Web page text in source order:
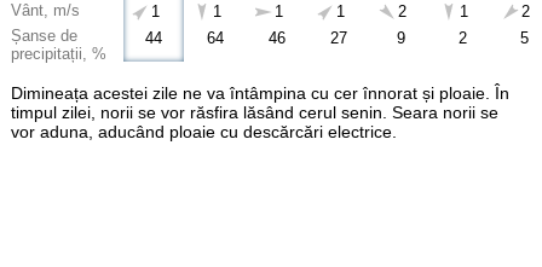
Vânt, m/s
Șanse de
precipitații, %
1
44
1
64
1
46
1
27
2
9
1
2
2
5
Dimineața acestei zile ne va întâmpina cu cer înnorat și ploaie. În
timpul zilei, norii se vor răsfira lăsând cerul senin. Seara norii se
vor aduna, aducând ploaie cu descărcări electrice.